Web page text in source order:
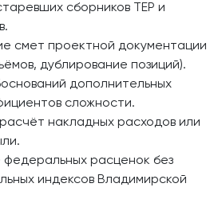
сборников ТЕР и
смет проектной документации
дублирование позиций).
дополнительных
сложности.
накладных расходов или
федеральных расценок без
индексов Владимирской